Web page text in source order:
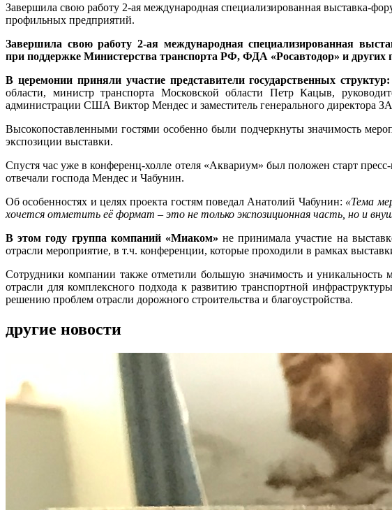
Завершила свою работу 2-ая международная специализированная выставка-
профильных предприятий.
Завершила свою работу 2-ая международная специализированная
при поддержке Министерства транспорта РФ, ФДА «Росавтодор» и
В церемонии приняли участие представители государственных структур:
области, министр транспорта Московской области Петр Кацыв,
администрации США Виктор Мендес и заместитель генерального
Высокопоставленными гостями особенно были подчеркнуты значимость
экспозиции выставки.
Спустя час уже в конференц-холле отеля «Аквариум» был положен старт
отвечали господа Мендес и Чабунин.
Об особенностях и целях проекта гостям поведал Анатолий Чабунин: «Тема
хочется отметить её формат – это не только экспозиционная часть, но и
В этом году группа компаний «Миаком» не принимала участие на
отрасли мероприятие, в т.ч. конференции, которые проходили в рамках
Сотрудники компании также отметили большую значимость и уникальность
отрасли для комплексного подхода к развитию транспортной
решению проблем отрасли дорожного строительства и благоустройства.
другие новости